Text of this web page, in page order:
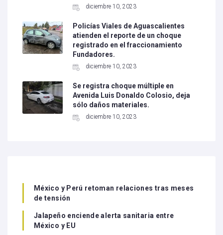
diciembre 10, 2023
Policías Viales de Aguascalientes
atienden el reporte de un choque
registrado en el fraccionamiento
Fundadores.
diciembre 10, 2023
Se registra choque múltiple en
Avenida Luis Donaldo Colosio, deja
sólo daños materiales.
diciembre 10, 2023
México y Perú retoman relaciones tras meses
de tensión
Jalapeño enciende alerta sanitaria entre
México y EU